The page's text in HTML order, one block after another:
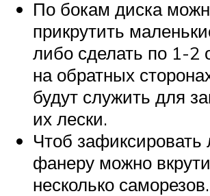
По бокам диска
прикрутить
либо сделать по 1-2
на обратных
будут служить для
их лески.
Чтоб зафиксировать
фанеру можно
несколько саморезов.